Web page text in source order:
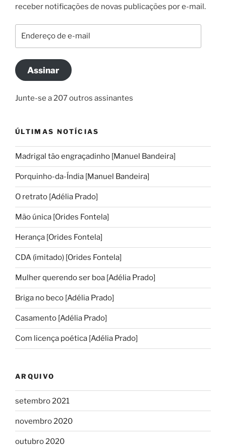
receber notificações de novas publicações por e-mail.
mailAssinar
Junte-se a 207 outros assinantes
ÚLTIMAS NOTÍCIAS
Madrigal tão engraçadinho [Manuel Bandeira]
Porquinho-da-Índia [Manuel Bandeira]
O retrato [Adélia Prado]
Mão única [Orides Fontela]
Herança [Orides Fontela]
CDA (imitado) [Orides Fontela]
Mulher querendo ser boa [Adélia Prado]
Briga no beco [Adélia Prado]
Casamento [Adélia Prado]
Com licença poética [Adélia Prado]
ARQUIVO
setembro 2021
novembro 2020
outubro 2020